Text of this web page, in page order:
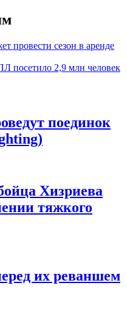
провести сезон в аренде
посетило 2,9 млн человек
поединок
Хизриева
тяжкого
их реваншем